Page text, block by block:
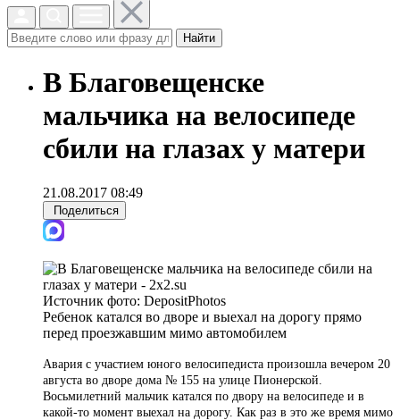
Найти
В Благовещенске
мальчика на велосипеде
сбили на глазах у матери
21.08.2017 08:49
Поделиться
Источник фото: DepositPhotos
Ребенок катался во дворе и выехал на дорогу прямо
перед проезжавшим мимо автомобилем
Авария с участием юного велосипедиста произошла вечером 20
августа во дворе дома № 155 на улице Пионерской.
Восьмилетний мальчик катался по двору на велосипеде и в
какой-то момент выехал на дорогу. Как раз в это же время мимо